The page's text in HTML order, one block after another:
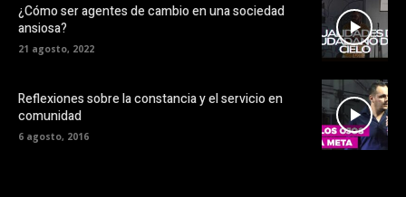
¿Cómo ser agentes de cambio en una sociedad
ansiosa?
21 agosto, 2022
Reflexiones sobre la constancia y el servicio en
comunidad
6 agosto, 2016